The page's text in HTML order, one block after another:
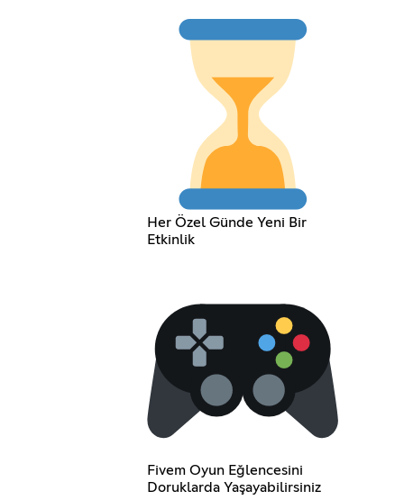
Her Özel Günde Yeni Bir
Etkinlik
Fivem Oyun Eğlencesini
Doruklarda Yaşayabilirsiniz